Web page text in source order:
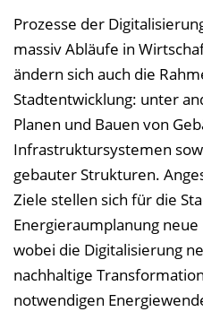
Prozesse der
massiv Abläufe in
ändern sich auch die
Stadtentwicklung: unter
Planen und Bauen von
Infrastruktursystemen
gebauter Strukturen.
Ziele stellen sich für die
Energieraumplanung
wobei die Digitalisierung
nachhaltige
notwendigen